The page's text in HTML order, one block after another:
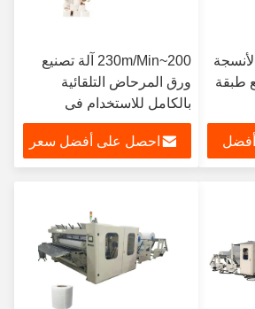
طبقة
200~230m/Min آلة تصنيع
ورق المرحاض التلقائية
بالكامل للاستخدام في
المصنع
احصل على أفضل سعر